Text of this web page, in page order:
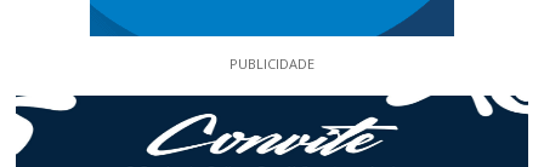
PUBLICIDADE